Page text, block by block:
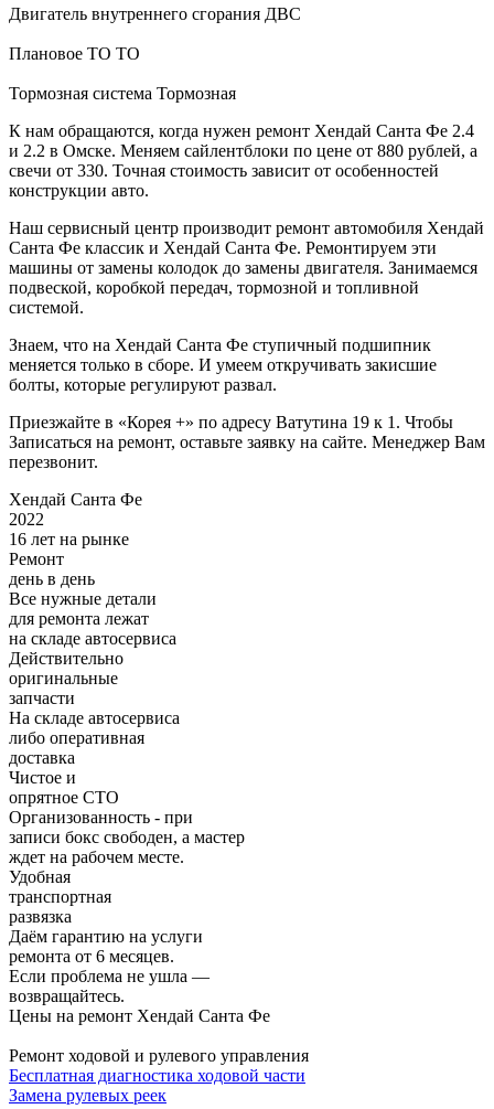
Двигатель внутреннего сгорания ДВС
Плановое ТО ТО
Тормозная система Тормозная
К нам обращаются, когда нужен ремонт Хендай Санта Фе 2.4
и 2.2 в Омске. Меняем сайлентблоки по цене от 880 рублей, а
свечи от 330. Точная стоимость зависит от особенностей
конструкции авто.
Наш сервисный центр производит ремонт автомобиля Хендай
Санта Фе классик и Хендай Санта Фе. Ремонтируем эти
машины от замены колодок до замены двигателя. Занимаемся
подвеской, коробкой передач, тормозной и топливной
системой.
Знаем, что на Хендай Санта Фе ступичный подшипник
меняется только в сборе. И умеем откручивать закисшие
болты, которые регулируют развал.
Приезжайте в «Корея +» по адресу Ватутина 19 к 1. Чтобы
Записаться на ремонт, оставьте заявку на сайте. Менеджер Вам
перезвонит.
Хендай Санта Фе
2022
16 лет на рынке
Ремонт
день в день
Все нужные детали
для ремонта лежат
на складе автосервиса
Действительно
оригинальные
запчасти
На складе автосервиса
либо оперативная
доставка
Чистое и
опрятное СТО
Организованность - при
записи бокс свободен, а мастер
ждет на рабочем месте.
Удобная
транспортная
развязка
Даём гарантию на услуги
ремонта от 6 месяцев.
Если проблема не ушла —
возвращайтесь.
Цены на ремонт Хендай Санта Фе
Ремонт ходовой и рулевого управления
Бесплатная диагностика ходовой части
Замена рулевых реек